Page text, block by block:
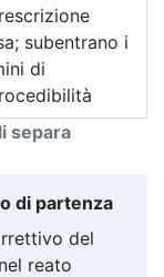
separa
subentrano i
di
di partenza
del
reato